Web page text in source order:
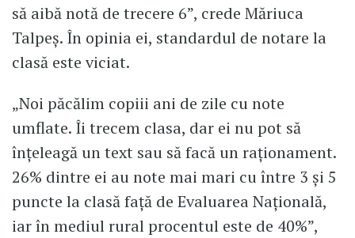
să aibă notă de trecere 6”, crede Măriuca
Talpeș. În opinia ei, standardul de notare la
clasă este viciat.
„Noi păcălim copiii ani de zile cu note
umflate. Îi trecem clasa, dar ei nu pot să
înțeleagă un text sau să facă un raționament.
26% dintre ei au note mai mari cu între 3 și 5
puncte la clasă față de Evaluarea Națională,
iar în mediul rural procentul este de 40%”,